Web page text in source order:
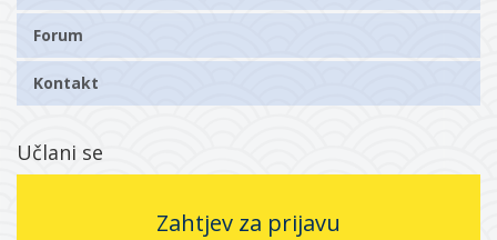
Forum
Kontakt
Učlani se
Zahtjev za prijavu